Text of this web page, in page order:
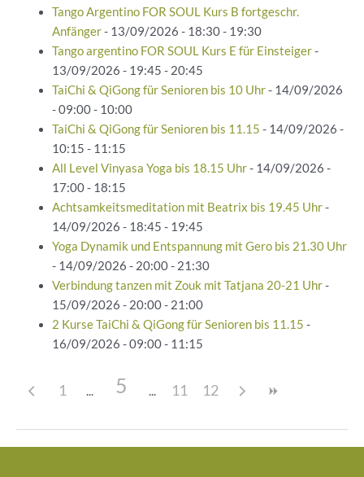
Tango Argentino FOR SOUL Kurs B fortgeschr.
Anfänger- 13/09/2026 - 18:30 - 19:30
Tango argentino FOR SOUL Kurs E für Einsteiger-
13/09/2026 - 19:45 - 20:45
TaiChi & QiGong für Senioren bis 10 Uhr- 14/09/2026
- 09:00 - 10:00
TaiChi & QiGong für Senioren bis 11.15 - 14/09/2026 -
10:15 - 11:15
All Level Vinyasa Yoga bis 18.15 Uhr- 14/09/2026 -
17:00 - 18:15
Achtsamkeitsmeditation mit Beatrix bis 19.45 Uhr-
14/09/2026 - 18:45 - 19:45
Yoga Dynamik und Entspannung mit Gero bis 21.30 Uhr
- 14/09/2026 - 20:00 - 21:30
Verbindung tanzen mit Zouk mit Tatjana 20-21 Uhr-
15/09/2026 - 20:00 - 21:00
2 Kurse TaiChi & QiGong für Senioren bis 11.15 -
16/09/2026 - 09:00 - 11:15
1 5 11 12